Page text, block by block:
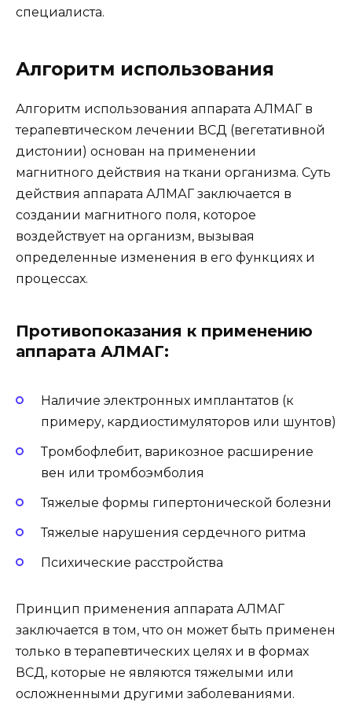
специалиста.
Алгоритм использования
Алгоритм использования аппарата АЛМАГ в
терапевтическом лечении ВСД (вегетативной
дистонии) основан на применении
магнитного действия на ткани организма. Суть
действия аппарата АЛМАГ заключается в
создании магнитного поля, которое
воздействует на организм, вызывая
определенные изменения в его функциях и
процессах.
Противопоказания к применению
аппарата АЛМАГ:
Наличие электронных имплантатов (к
примеру, кардиостимуляторов или шунтов)
Тромбофлебит, варикозное расширение
вен или тромбоэмболия
Тяжелые формы гипертонической болезни
Тяжелые нарушения сердечного ритма
Психические расстройства
Принцип применения аппарата АЛМАГ
заключается в том, что он может быть применен
только в терапевтических целях и в формах
ВСД, которые не являются тяжелыми или
осложненными другими заболеваниями.